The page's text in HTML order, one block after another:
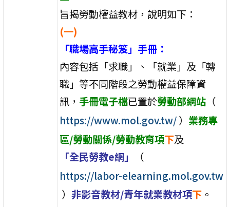
旨揭勞動權益教材，說明如下：
(一)
「職場高手秘笈」手冊：
內容包括「求職」、「就業」及「轉
職」等不同階段之勞動權益保障資
訊， 手冊電子檔已置於勞動部網站 （
https://www.mol.gov.tw/） 業務專
區/勞動關係/勞動教育項下及
「全民勞教e網」
（
https://labor-elearning.mol.gov.tw
）非影音教材/青年就業教材項下 。